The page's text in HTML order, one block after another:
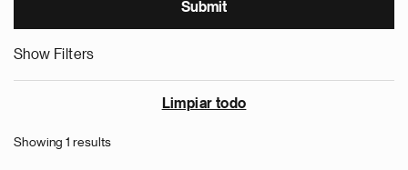
Show Filters
Limpiar todo
Showing 1 results